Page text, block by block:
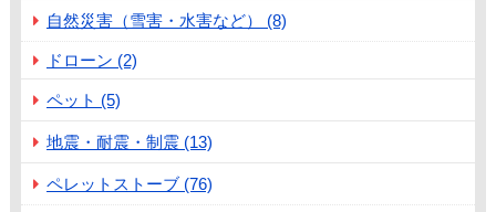
自然災害（雪害・水害など） (8)
ドローン (2)
ペット (5)
地震・耐震・制震 (13)
ペレットストーブ (76)